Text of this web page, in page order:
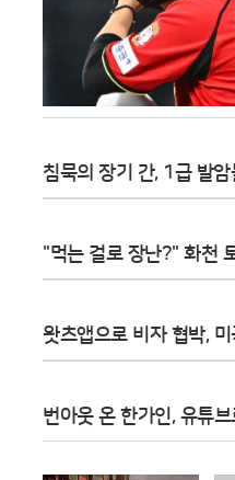
침묵의 장기 간, 1급 발암
"먹는 걸로 장난?" 화천
왓츠앱으로 비자 협박,
번아웃 온 한가인, 유튜